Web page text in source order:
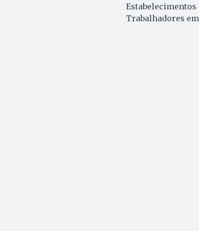
Estabelecimentos
Trabalhadores